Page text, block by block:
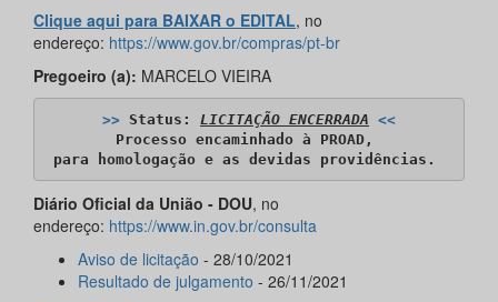
Clique aqui para BAIXAR o EDITAL, no
endereço: https://www.gov.br/compras/pt-br
Pregoeiro (a): MARCELO VIEIRA
>> Status: LICITAÇÃO ENCERRADA <<
Processo encaminhado à PROAD,
para homologação e as devidas providências.
Diário Oficial da União - DOU, no
endereço: https://www.in.gov.br/consulta
Aviso de licitação - 28/10/2021
Resultado de julgamento - 26/11/2021